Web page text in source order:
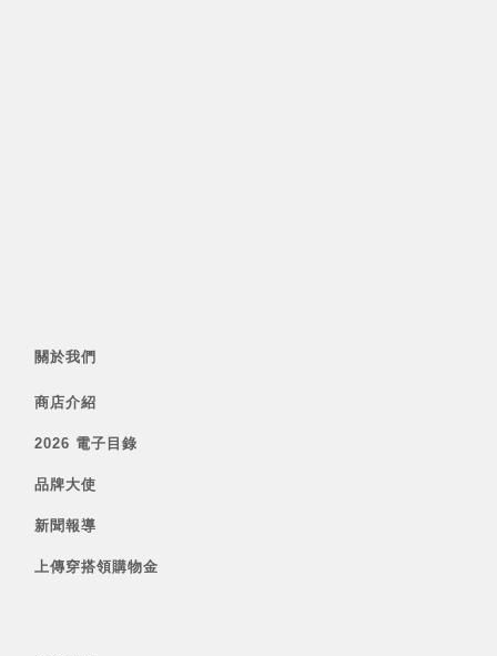
關於我們
商店介紹
2026 電子目錄
品牌大使
新聞報導
上傳穿搭領購物金